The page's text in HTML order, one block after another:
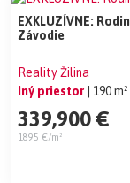
EXKLUZÍVNE:
Závodie
Reality Žilina
Iný priestor
| 190 m²
339,900 €
1895 €/m²